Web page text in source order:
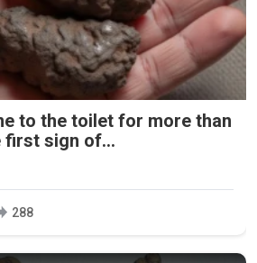
to the toilet for more than
first sign of...
288